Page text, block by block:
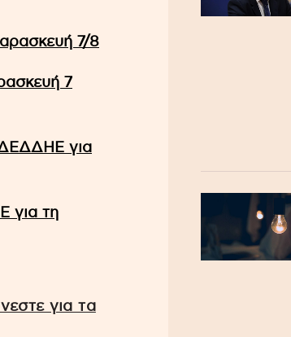
7/8
7
ΔΕΔΔΗΕ για
για τη
για τα